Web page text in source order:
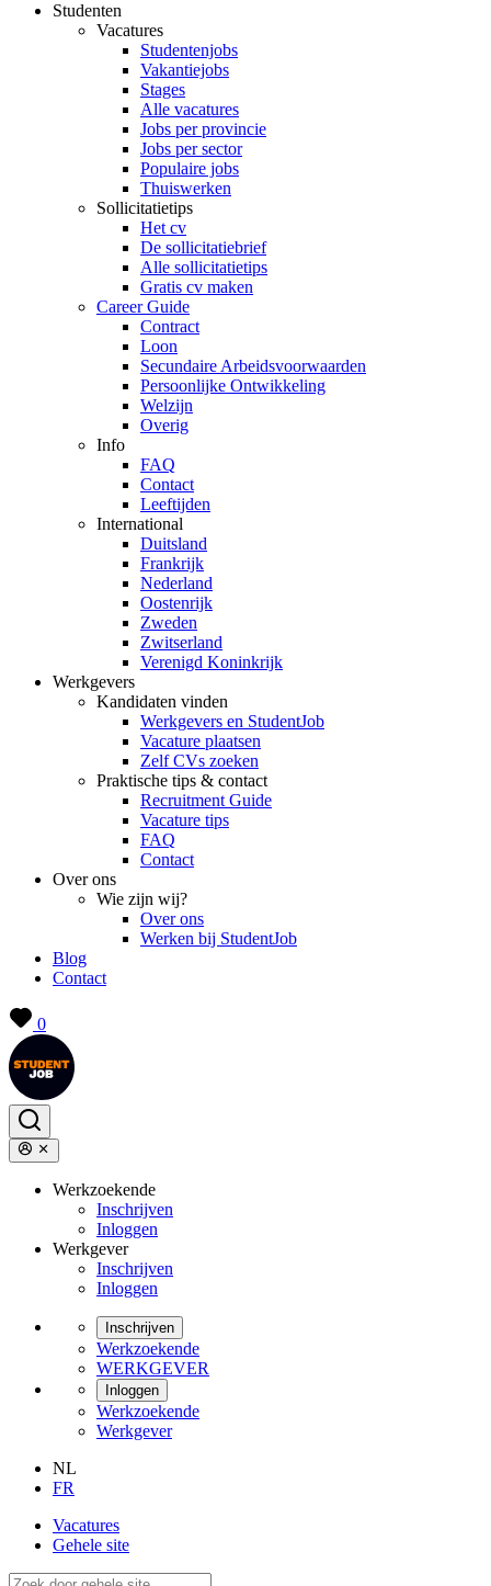
Studenten
Vacatures
Studentenjobs
Vakantiejobs
Stages
Alle vacatures
Jobs per provincie
Jobs per sector
Populaire jobs
Thuiswerken
Sollicitatietips
Het cv
De sollicitatiebrief
Alle sollicitatietips
Gratis cv maken
Career Guide
Contract
Loon
Secundaire Arbeidsvoorwaarden
Persoonlijke Ontwikkeling
Welzijn
Overig
Info
FAQ
Contact
Leeftijden
International
Duitsland
Frankrijk
Nederland
Oostenrijk
Zweden
Zwitserland
Verenigd Koninkrijk
Werkgevers
Kandidaten vinden
Werkgevers en StudentJob
Vacature plaatsen
Zelf CVs zoeken
Praktische tips & contact
Recruitment Guide
Vacature tips
FAQ
Contact
Over ons
Wie zijn wij?
Over ons
Werken bij StudentJob
Blog
Contact
0
Werkzoekende
Inschrijven
Inloggen
Werkgever
Inschrijven
Inloggen
Inschrijven
Werkzoekende
WERKGEVER
Inloggen
Werkzoekende
Werkgever
NL
FR
Vacatures
Gehele site